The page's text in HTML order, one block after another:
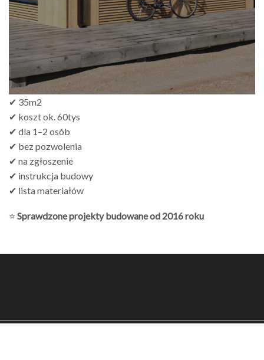
✔ 35m2
✔ koszt ok. 60tys
✔ dla 1–2 osób
✔ bez pozwolenia
✔ na zgłoszenie
✔ instrukcja budowy
✔ lista materiałów
⭐ Sprawdzone projekty budowane od 2016 roku